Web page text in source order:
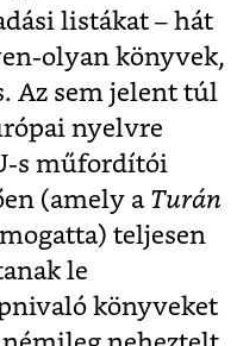
listákat – hát
olyan könyvek,
Az sem jelent túl
nyelvre
s műfordítói
(amely a Turán
teljesen
le
könyveket